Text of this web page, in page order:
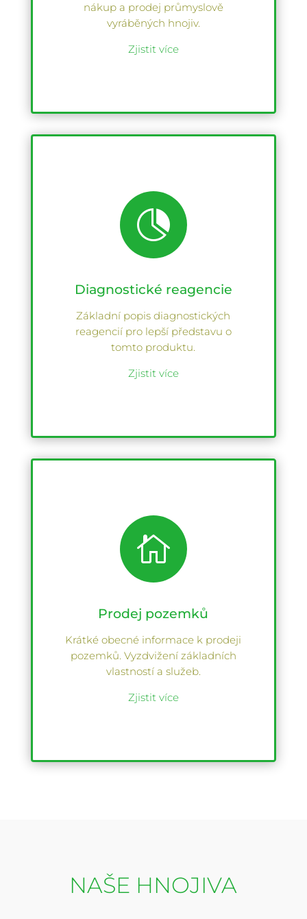
nákup a prodej průmyslově
vyráběných hnojiv.
Zjistit více

Diagnostické reagencie
Základní popis diagnostických
reagencií pro lepší představu o
tomto produktu.
Zjistit více

Prodej pozemků
Krátké obecné informace k prodeji
pozemků. Vyzdvižení základních
vlastností a služeb.
Zjistit více
NAŠE HNOJIVA